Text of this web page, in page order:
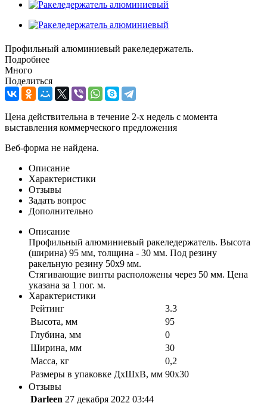
Профильный алюминиевый ракеледержатель.
Подробнее
Много
Поделиться
Цена действительна в течение 2-х недель с момента
выставления коммерческого предложения
Веб-форма не найдена.
Описание
Характеристики
Отзывы
Задать вопрос
Дополнительно
Описание
Профильный алюминиевый ракеледержатель. Высота
(ширина) 95 мм, толщина - 30 мм. Под резину
ракельную резину 50х9 мм.
Стягивающие винты расположены через 50 мм. Цена
указана за 1 пог. м.
Характеристики
Рейтинг
3.3
Высота, мм
95
Глубина, мм
0
Ширина, мм
30
Масса, кг
0,2
Размеры в упаковке ДхШхВ, мм 90х30
Отзывы
Darleen 27 декабря 2022 03:44